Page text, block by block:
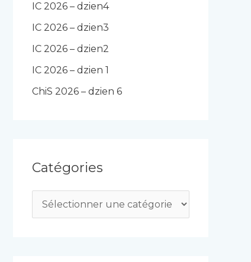
IC 2026 – dzien4
IC 2026 – dzien3
IC 2026 – dzien2
IC 2026 – dzien 1
ChiS 2026 – dzien 6
Catégories
a